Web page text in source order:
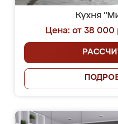
Кухня
Цена: от 38 000